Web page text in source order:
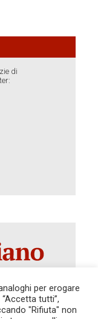
di
31
per erogare
tutti”,
"Rifiuta" non